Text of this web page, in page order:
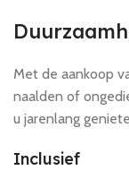
Met de aankoop
naalden of
u jarenlang
Inclusief